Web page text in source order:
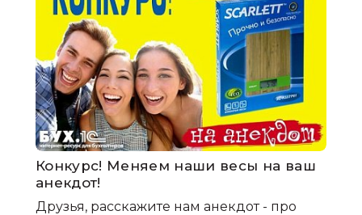
Конкурс! Меняем наши весы на ваш
анекдот!
Друзья, расскажите нам анекдот - про